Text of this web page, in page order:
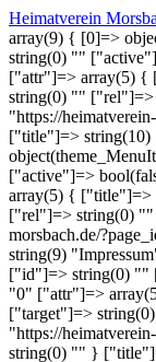
Heimatverein
array(9) { [0]=>
string(0) ""
["attr"]=> array(5) {
string(0) ""
"https://
["title"]=>
["active"]=>
array(5) { ["title"]=>
["rel"]=> string(0) ""
morsbach.de/
string(9)
["id"]=> string(0) ""
"0" ["attr"]=>
["target"]=>
"https://
string(0) "" }